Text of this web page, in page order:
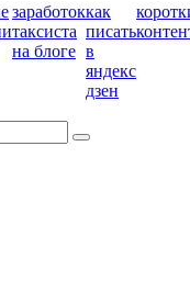
заработок
таксиста
на блоге
как
писать
в
яндекс
дзен